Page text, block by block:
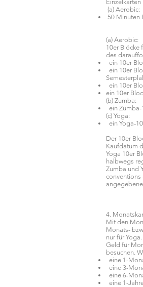
Einzelkarten
(a) Aerobic:
50 Minuten
(a) Aerobic:
10er Blöcke
des
ein 10er
ein 10er
ein 10er
ein 10er
(b) Zumba:
ein Zumba-
(c) Yoga:
ein Yoga-
Der 10er
Kaufdatum
Yoga 10er
halbwegs
Zumba und
conventions
4.
Mit den
Monats-
nur für
Geld für
besuchen.
eine 1-
eine 3-
eine 6-
eine 1-